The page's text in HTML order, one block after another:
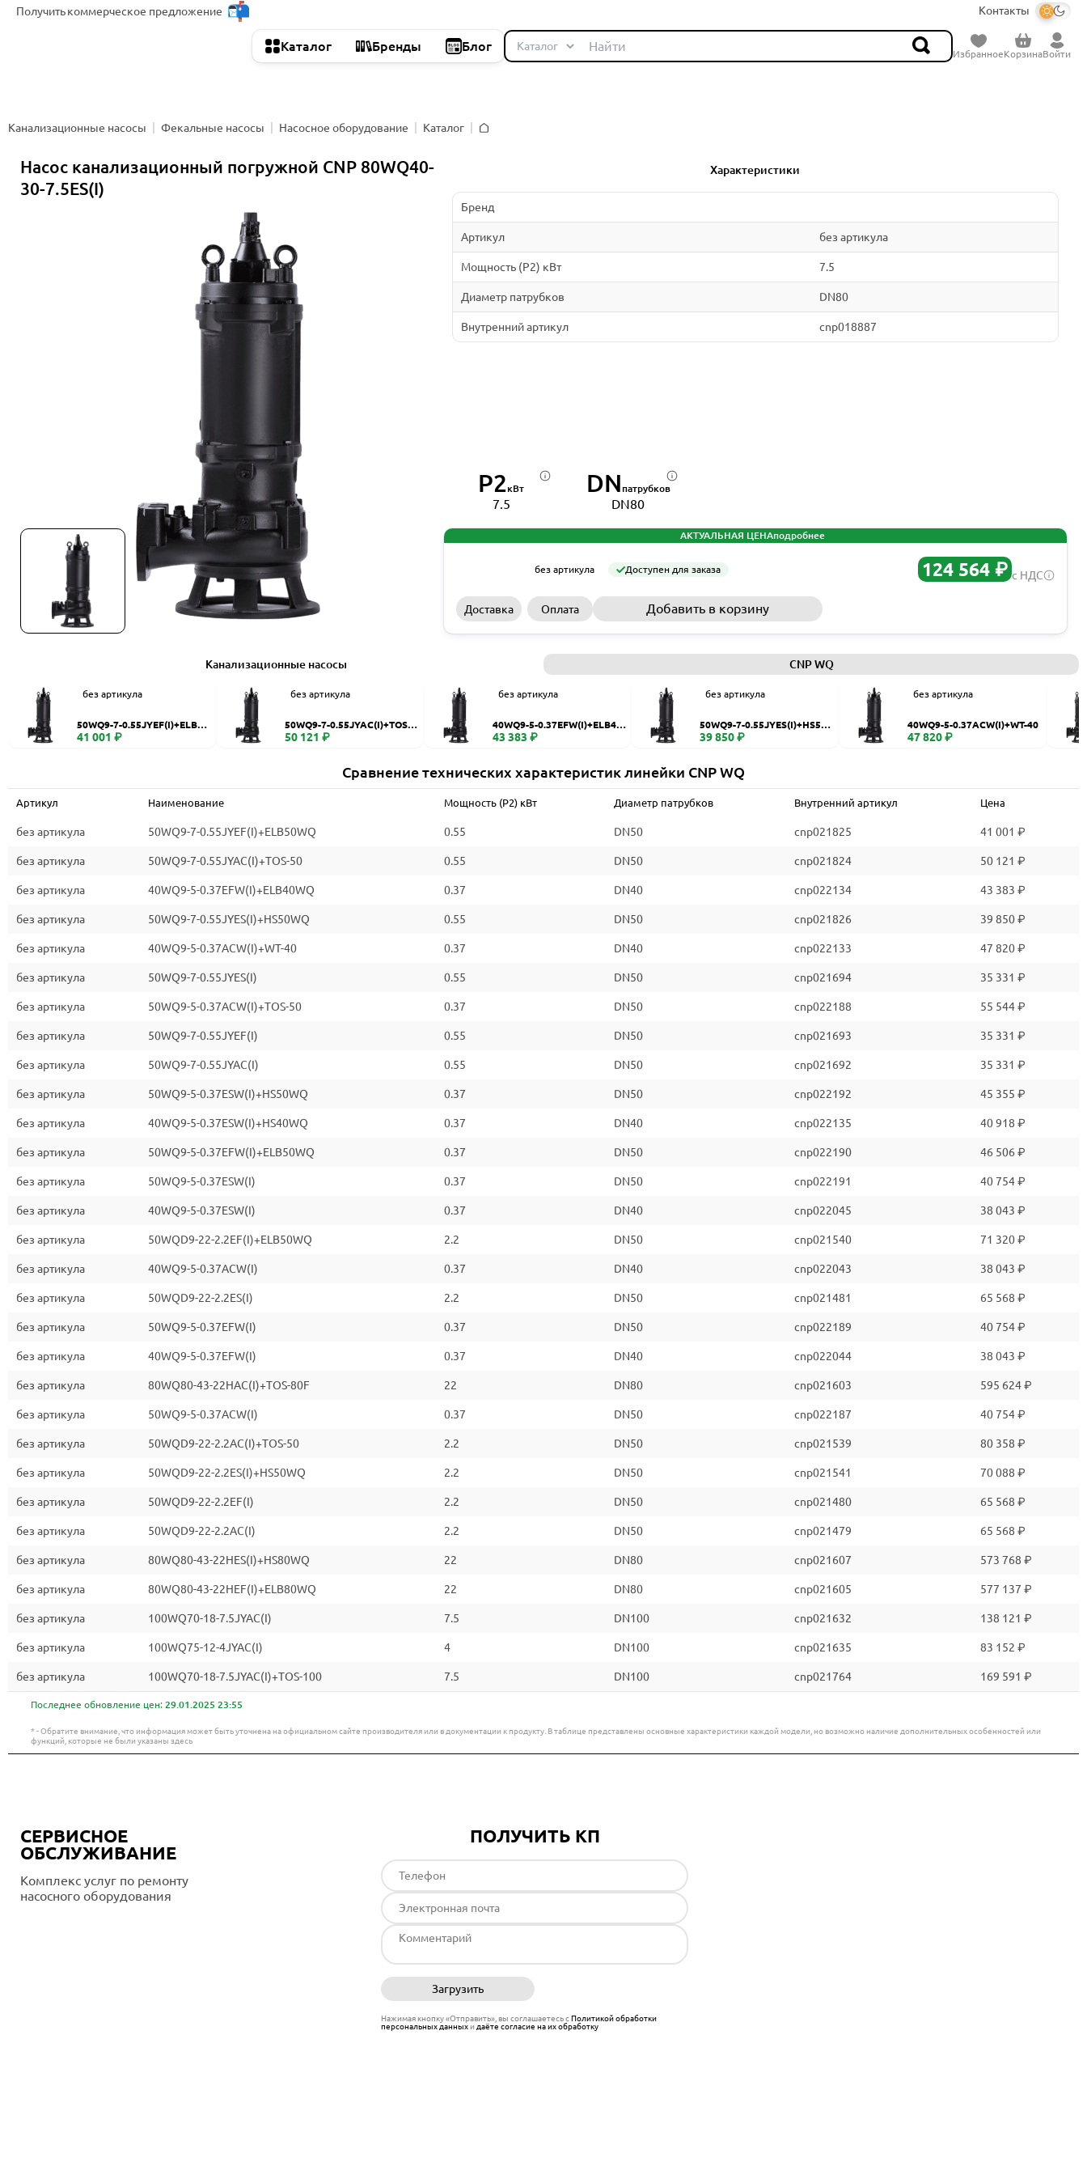
Получитькоммерческое предложение Контакты
Каталог Бренды Блог
ИзбранноеКорзинаВойти
Канализационные насосы Фекальные насосы Насосное оборудование
Каталог
Насос канализационный погружной CNP 80WQ40-
30-7.5ES(I)
Характеристики
Бренд
Артикул без артикула
Мощность (P2) кВт 7.5
Диаметр патрубков DN80
Внутренний артикул cnp018887
P2кВт
7.5
DN патрубков
DN80
АКТУАЛЬНАЯ ЦЕНАподробнее
без артикула Доступен для заказа 124 564 ₽ с НДС
Доставка Оплата Добавить в корзину
Канализационные насосы CNP WQ
без артикула
50WQ9-7-0.55JYEF(I)+ELB50
WQ
41 001 ₽
без артикула
50WQ9-7-0.55JYAC(I)+TOS-5
0
50 121 ₽
без артикула
40WQ9-5-0.37EFW(I)+ELB40
WQ
43 383 ₽
без артикула
50WQ9-7-0.55JYES(I)+HS50
WQ
39 850 ₽
без артикула
40WQ9-5-0.37ACW(I)+WT-40
47 820 ₽
Сравнение технических характеристик линейки CNP WQ
Артикул Наименование Мощность (P2) кВт Диаметр патрубков Внутренний артикул Цена
без артикула 50WQ9-7-0.55JYEF(I)+ELB50WQ 0.55 DN50 cnp021825 41 001 ₽
без артикула 50WQ9-7-0.55JYAC(I)+TOS-50 0.55 DN50 cnp021824 50 121 ₽
без артикула 40WQ9-5-0.37EFW(I)+ELB40WQ 0.37 DN40 cnp022134 43 383 ₽
без артикула 50WQ9-7-0.55JYES(I)+HS50WQ 0.55 DN50 cnp021826 39 850 ₽
без артикула 40WQ9-5-0.37ACW(I)+WT-40 0.37 DN40 cnp022133 47 820 ₽
без артикула 50WQ9-7-0.55JYES(I) 0.55 DN50 cnp021694 35 331 ₽
без артикула 50WQ9-5-0.37ACW(I)+TOS-50 0.37 DN50 cnp022188 55 544 ₽
без артикула 50WQ9-7-0.55JYEF(I) 0.55 DN50 cnp021693 35 331 ₽
без артикула 50WQ9-7-0.55JYAC(I) 0.55 DN50 cnp021692 35 331 ₽
без артикула 50WQ9-5-0.37ESW(I)+HS50WQ 0.37 DN50 cnp022192 45 355 ₽
без артикула 40WQ9-5-0.37ESW(I)+HS40WQ 0.37 DN40 cnp022135 40 918 ₽
без артикула 50WQ9-5-0.37EFW(I)+ELB50WQ 0.37 DN50 cnp022190 46 506 ₽
без артикула 50WQ9-5-0.37ESW(I) 0.37 DN50 cnp022191 40 754 ₽
без артикула 40WQ9-5-0.37ESW(I) 0.37 DN40 cnp022045 38 043 ₽
без артикула 50WQD9-22-2.2EF(I)+ELB50WQ 2.2 DN50 cnp021540 71 320 ₽
без артикула 40WQ9-5-0.37ACW(I) 0.37 DN40 cnp022043 38 043 ₽
без артикула 50WQD9-22-2.2ES(I) 2.2 DN50 cnp021481 65 568 ₽
без артикула 50WQ9-5-0.37EFW(I) 0.37 DN50 cnp022189 40 754 ₽
без артикула 40WQ9-5-0.37EFW(I) 0.37 DN40 cnp022044 38 043 ₽
без артикула 80WQ80-43-22HAC(I)+TOS-80F 22 DN80 cnp021603 595 624 ₽
без артикула 50WQ9-5-0.37ACW(I) 0.37 DN50 cnp022187 40 754 ₽
без артикула 50WQD9-22-2.2AC(I)+TOS-50 2.2 DN50 cnp021539 80 358 ₽
без артикула 50WQD9-22-2.2ES(I)+HS50WQ 2.2 DN50 cnp021541 70 088 ₽
без артикула 50WQD9-22-2.2EF(I) 2.2 DN50 cnp021480 65 568 ₽
без артикула 50WQD9-22-2.2AC(I) 2.2 DN50 cnp021479 65 568 ₽
без артикула 80WQ80-43-22HES(I)+HS80WQ 22 DN80 cnp021607 573 768 ₽
без артикула 80WQ80-43-22HEF(I)+ELB80WQ 22 DN80 cnp021605 577 137 ₽
без артикула 100WQ70-18-7.5JYAC(I) 7.5 DN100 cnp021632 138 121 ₽
без артикула 100WQ75-12-4JYAC(I) 4 DN100 cnp021635 83 152 ₽
без артикула 100WQ70-18-7.5JYAC(I)+TOS-100 7.5 DN100 cnp021764 169 591 ₽
Последнее обновление цен: 29.01.2025 23:55
* - Обратите внимание, что информация может быть уточнена на официальном сайте производителя или в документации к продукту. В таблице представлены основные характеристики каждой модели, но возможно наличие дополнительных особенностей или
функций, которые не были указаны здесь
СЕРВИСНОЕ
ОБСЛУЖИВАНИЕ
Комплекс услуг по ремонту
насосного оборудования
ПОЛУЧИТЬ КП
Загрузить
Нажимая кнопку «Отправить», вы соглашаетесь сПолитикой обработки
персональных данныхи даёте согласие на их обработку